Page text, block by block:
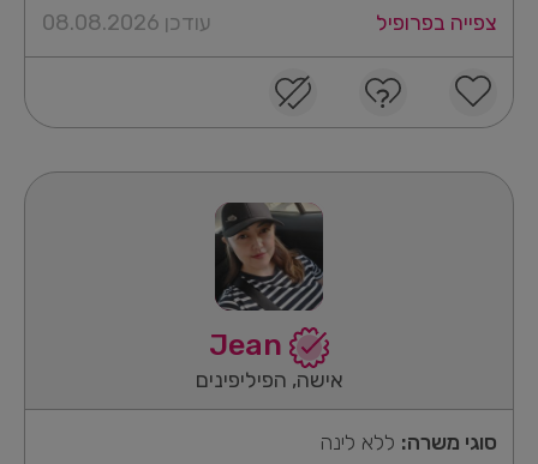
צפייה בפרופיל
עודכן 08.08.2026
אישה, הפיליפינים
סוגי משרה: ללא לינה